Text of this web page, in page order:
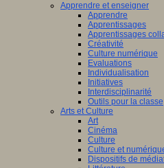
Apprendre et enseigner
Apprendre
Apprentissages
Apprentissages
Créativité
Culture numérique
Evaluations
Individualisation
Initiatives
Interdisciplinarité
Outils pour la classe
Arts et Culture
Art
Cinéma
Culture
Culture et
Dispositifs de